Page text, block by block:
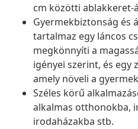
cm közötti ablakkeret-
Gyermekbiztonság és
tartalmaz egy láncos
megkönnyíti a
igényei szerint, és egy
amely növeli a
Széles körű
alkalmas otthonokba,
irodaházakba stb.